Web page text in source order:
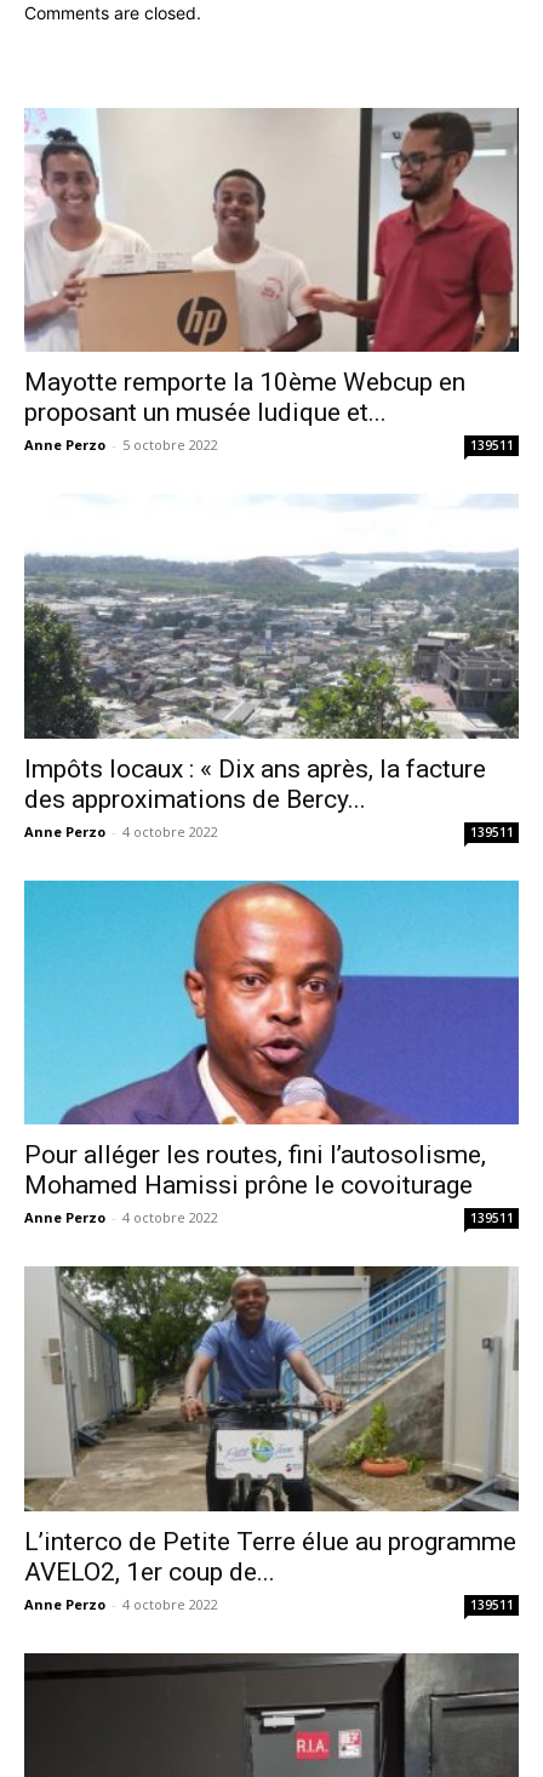
Comments are closed.
Mayotte remporte la 10ème Webcup en
proposant un musée ludique et...
Anne Perzo - 5 octobre 2022 139511
Impôts locaux : « Dix ans après, la facture
des approximations de Bercy...
Anne Perzo - 4 octobre 2022 139511
Pour alléger les routes, fini l’autosolisme,
Mohamed Hamissi prône le covoiturage
Anne Perzo - 4 octobre 2022 139511
L’interco de Petite Terre élue au programme
AVELO2, 1er coup de...
Anne Perzo - 4 octobre 2022 139511